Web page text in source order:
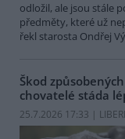
odložil, ale jsou stále
předměty, které už
řekl starosta Ondřej
Škod
chovatelé stáda
25.7.2026 17:33 |